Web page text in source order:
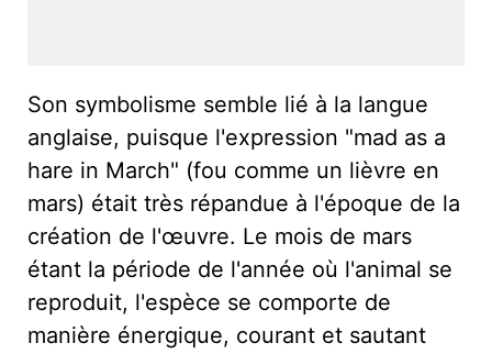
Son symbolisme semble lié à la langue
anglaise, puisque l'expression "mad as a
hare in March" (fou comme un lièvre en
mars) était très répandue à l'époque de la
création de l'œuvre. Le mois de mars
étant la période de l'année où l'animal se
reproduit, l'espèce se comporte de
manière énergique, courant et sautant